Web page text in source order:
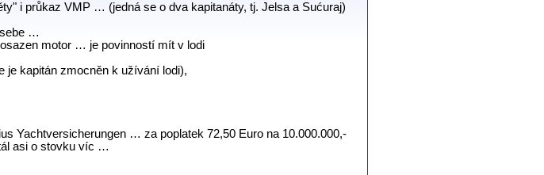
i průkaz VMP … (jedná se o dva kapitanáty, tj. Jelsa a Sućuraj)
…
motor … je povinností mít v lodi
je kapitán zmocněn k užívání lodi),
Yachtversicherungen … za poplatek 72,50 Euro na 10.000.000,-
asi o stovku víc …